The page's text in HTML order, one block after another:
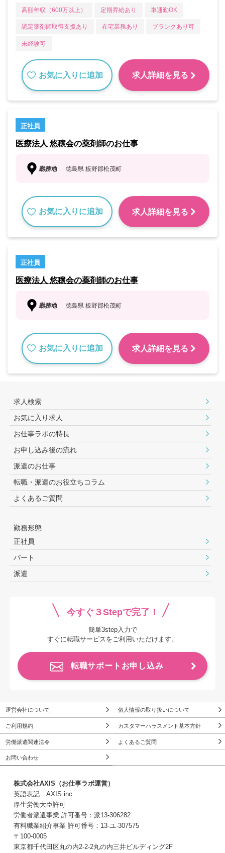
高額年収（600万以上） 定期昇給あり 車通勤OK
認定薬剤師取得支援あり 在宅業務あり ブランクあり可
未経験可
お気に入りに追加 求人詳細を見る
正社員
医療法人 悠穣会の薬剤師のお仕事
勤務地 徳島県 板野郡松茂町
お気に入りに追加 求人詳細を見る
正社員
医療法人 悠穣会の薬剤師のお仕事
勤務地 徳島県 板野郡松茂町
お気に入りに追加 求人詳細を見る
求人検索
お気に入り求人
お仕事ラボの特長
お申し込み後の流れ
派遣のお仕事
転職・派遣のお役⽴ちコラム
よくあるご質問
勤務形態
正社員
パート
派遣
今すぐ３Stepで完了！
簡単3step入力で
すぐに転職サービスをご利用いただけます。
転職サポートお申し込み
運営会社について 個人情報の取り扱いについて
ご利用規約 カスタマーハラスメント基本方針
労働派遣関連法令 よくあるご質問
お問い合わせ
株式会社AXIS（お仕事ラボ運営）
英語表記 AXIS inc.
厚生労働大臣許可
労働者派遣事業 許可番号：派13-306282
有料職業紹介事業 許可番号：13-ユ-307575
〒100-0005
東京都千代田区丸の内2-2-2丸の内三井ビルディング2F